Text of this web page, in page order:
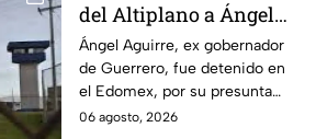
del Altiplano a Ángel
Aguirre, ex gobernador
de Guerrero por caso
Ayotzinapa
Ángel Aguirre, ex gobernador
de Guerrero, fue detenido en
el Edomex, por su presunta
participación en la
06 agosto, 2026